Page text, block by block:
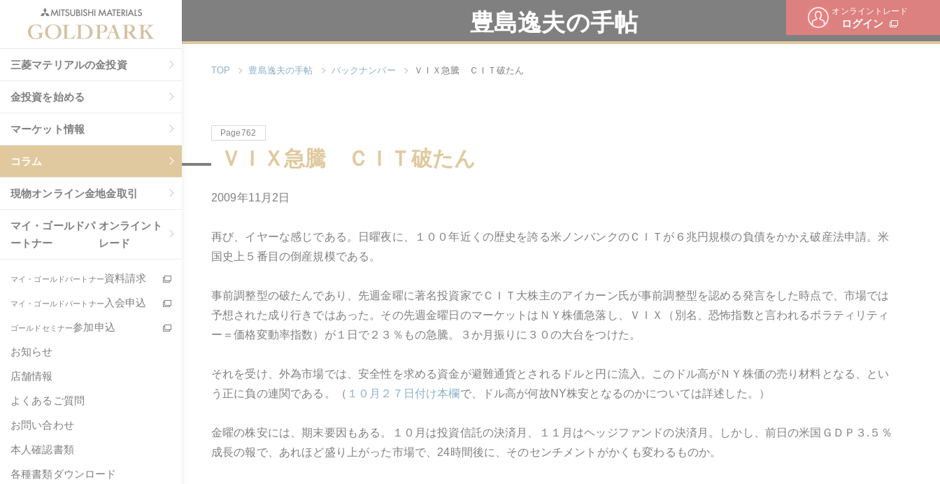
オンライントレード
ログイン
三菱マテリアルの金投資
金投資を始める
マーケット情報
コラム
現物オンライン金地金取引
マイ・ゴールドパ
ートナー
オンライント
レード
マイ・ゴールドパートナー資料請求
マイ・ゴールドパートナー 入会申込
ゴールドセミナー参加申込
お知らせ
店舗情報
よくあるご質問
お問い合わせ
本人確認書類
各種書類ダウンロード
豊島逸夫の手帖
TOP 豊島逸夫の手帖 バックナンバー ＶＩＸ急騰 ＣＩＴ破たん
Page762
ＶＩＸ急騰 ＣＩＴ破たん
2009年11月2日
再び、イヤーな感じである。日曜夜に、１００年近くの歴史を誇る米ノンバンクのＣＩＴが６兆円規模の負債をかかえ破産法申請。米
国史上５番目の倒産規模である。
事前調整型の破たんであり、先週金曜に著名投資家でＣＩＴ大株主のアイカーン氏が事前調整型を認める発言をした時点で、市場では
予想された成り行きではあった。その先週金曜日のマーケットはＮＹ株価急落し、ＶＩＸ（別名、恐怖指数と言われるボラティリティ
ー＝価格変動率指数）が１日で２３％もの急騰。３か月振りに３０の大台をつけた。
それを受け、外為市場では、安全性を求める資金が避難通貨とされるドルと円に流入。このドル高がＮＹ株価の売り材料となる、とい
う正に負の連関である。（ １０月２７日付け本欄で、ドル高が何故NY株安となるのかについては詳述した。）
金曜の株安には、期末要因もある。１０月は投資信託の決済月、１１月はヘッジファンドの決済月。しかし、前日の米国ＧＤＰ３.５％
成長の報で、あれほど盛り上がった市場で、24時間後に、そのセンチメントがかくも変わるものか。